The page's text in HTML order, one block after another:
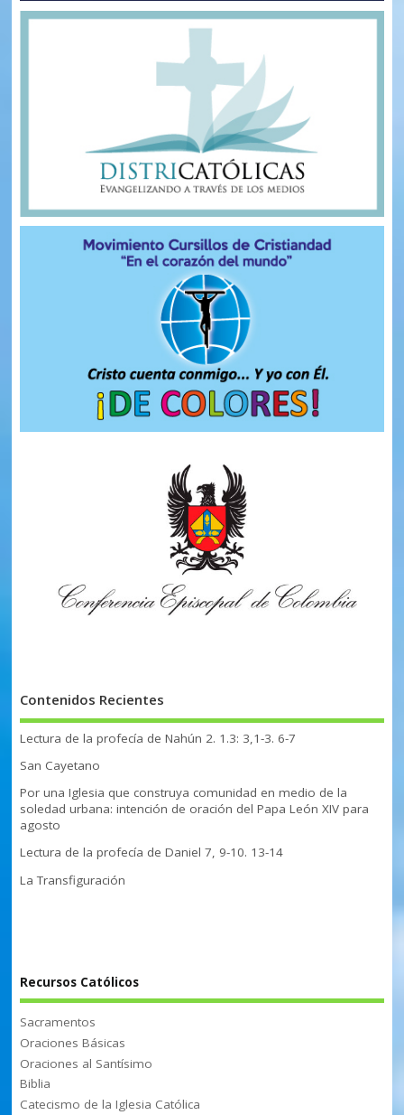
Contenidos Recientes
Lectura de la profecía de Nahún 2. 1.3: 3,1-3. 6-7
San Cayetano
Por una Iglesia que construya comunidad en medio de la
soledad urbana: intención de oración del Papa León XIV para
agosto
Lectura de la profecía de Daniel 7, 9-10. 13-14
La Transfiguración
Recursos Católicos
Sacramentos
Oraciones Básicas
Oraciones al Santísimo
Biblia
Catecismo de la Iglesia Católica